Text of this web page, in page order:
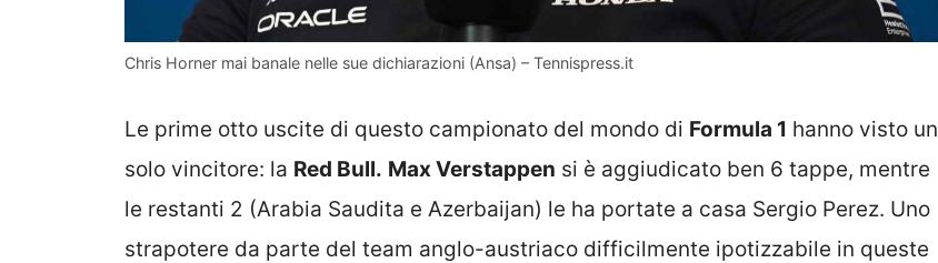
Chris Horner mai banale nelle sue dichiarazioni (Ansa) – Tennispress.it
Le prime otto uscite di questo campionato del mondo di Formula 1 hanno visto un
solo vincitore: la Red Bull. Max Verstappen si è aggiudicato ben 6 tappe, mentre
le restanti 2 (Arabia Saudita e Azerbaijan) le ha portate a casa Sergio Perez. Uno
strapotere da parte del team anglo-austriaco difficilmente ipotizzabile in queste